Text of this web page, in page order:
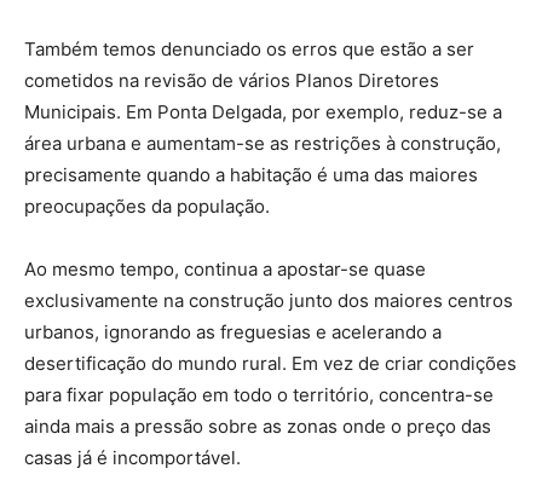
Também temos denunciado os erros que estão a ser
cometidos na revisão de vários Planos Diretores
Municipais. Em Ponta Delgada, por exemplo, reduz-se a
área urbana e aumentam-se as restrições à construção,
precisamente quando a habitação é uma das maiores
preocupações da população.
Ao mesmo tempo, continua a apostar-se quase
exclusivamente na construção junto dos maiores centros
urbanos, ignorando as freguesias e acelerando a
desertificação do mundo rural. Em vez de criar condições
para fixar população em todo o território, concentra-se
ainda mais a pressão sobre as zonas onde o preço das
casas já é incomportável.